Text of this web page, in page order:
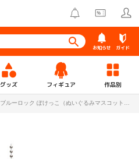
お知らせ ガイド
グッズ フィギュア 作品別
ブルーロック ぽけっこ（ぬいぐるみマスコット）